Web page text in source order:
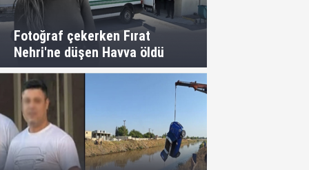
Fotoğraf çekerken Fırat
Nehri'ne düşen Havva öldü